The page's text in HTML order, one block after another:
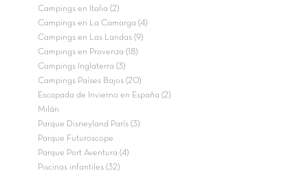
Campings en Italia (2)
Campings en La Camarga (4)
Campings en Las Landas (9)
Campings en Provenza (18)
Campings Inglaterra (3)
Campings Países Bajos (20)
Escapada de Invierno en España (2)
Milán
Parque Disneyland París (3)
Parque Futuroscope
Parque Port Aventura (4)
Piscinas infantiles (32)